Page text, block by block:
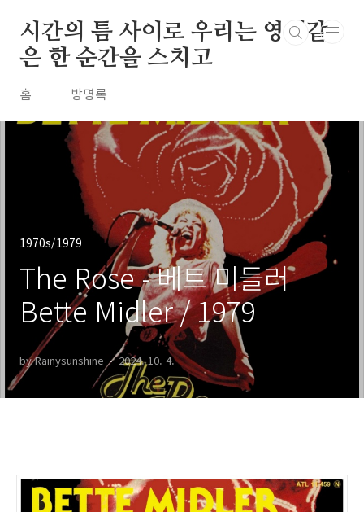
시간의 틈 사이로 우리는 영원같
은 한 순간을 스치고
홈 방명록
1970s/1979
The Rose - 베트 미들러
Bette Midler / 1979
by Rainysunshine 2024. 10. 4.